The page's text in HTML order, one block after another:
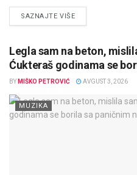
SAZNAJTE VIŠEDETAILS
Legla sam na beton,
Ćukteraš godinama se
BY MIŠKO PETROVIĆ AVGUST 3, 2026
MUZIKA